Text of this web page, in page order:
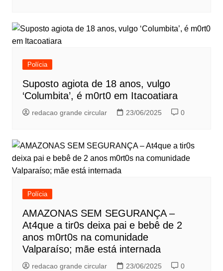
Polícia
Suposto agiota de 18 anos, vulgo
‘Columbita’, é m0rt0 em Itacoatiara
redacao grande circular 23/06/2025 0
Polícia
AMAZONAS SEM SEGURANÇA –
At4que a tir0s deixa pai e bebê de 2
anos m0rt0s na comunidade
Valparaíso; mãe está internada
redacao grande circular 23/06/2025 0